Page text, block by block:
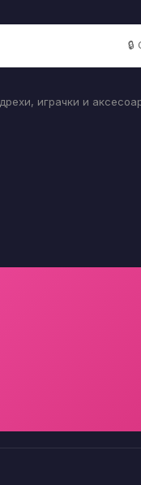
🔒
играчки и